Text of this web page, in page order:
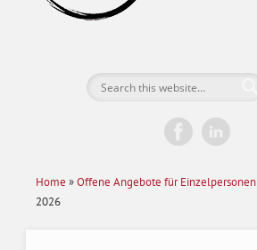
Home »Offene Angebote für Einzelpersonen
2026